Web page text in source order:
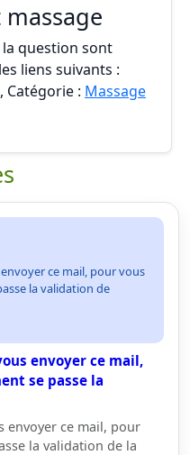
question sont
liens suivants :
, Catégorie : Massage
ce mail, pour vous
la validation de
envoyer ce mail,
se passe la
envoyer ce mail, pour
la validation de la